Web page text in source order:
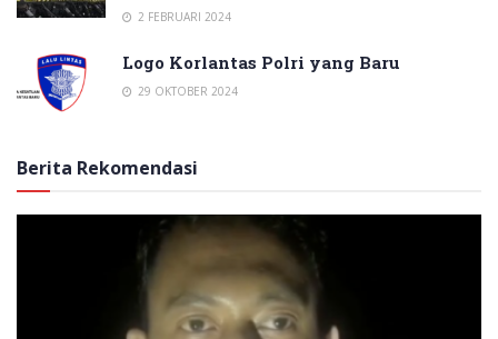
2 FEBRUARI 2024
Logo Korlantas Polri yang Baru
29 OKTOBER 2024
Berita Rekomendasi